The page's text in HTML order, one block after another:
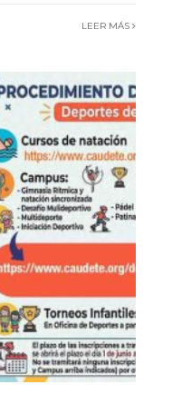
LEER MÁS